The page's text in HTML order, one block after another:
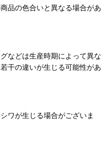
品の色合いと異なる場合があ
などは生産時期によって異な
干の違いが生じる可能性があ
ワが生じる場合がございま